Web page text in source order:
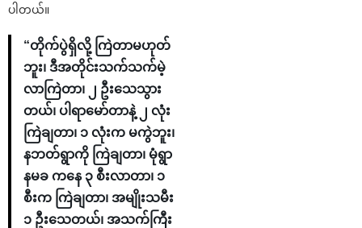
ပါတယ်။
“တိုက်ပွဲရှိလို့ ကြဲတာမဟုတ်
ဘူး၊ ဒီအတိုင်းသက်သက်မဲ့
လာကြဲတာ၊ ၂ ဦးသေသွား
တယ်၊ ပါရာမော်တာနဲ့ ၂ လုံး
ကြဲချတာ၊ ၁ လုံးက မကွဲဘူး၊
နဘတ်ရွာကို ကြဲချတာ၊ မုံရွာ
နမခ ကနေ ၃ စီးလာတာ၊ ၁
စီးက ကြဲချတာ၊ အမျိုးသမီး
၁ ဦးသေတယ်၊ အသက်ကြီး